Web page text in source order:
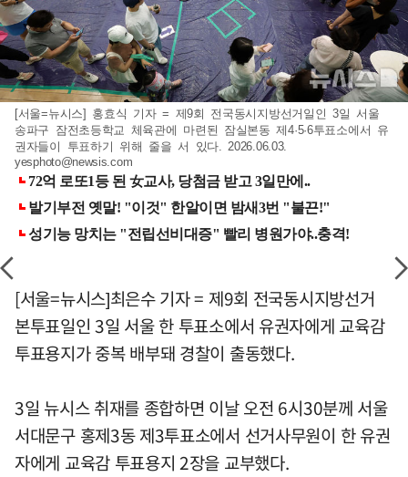
[서울=뉴시스] 홍효식 기자 = 제9회 전국동시지방선거일인 3일 서울
송파구 잠전초등학교 체육관에 마련된 잠실본동 제4·5·6투표소에서 유
권자들이 투표하기 위해 줄을 서 있다. 2026.06.03.
yesphoto@newsis.com
[서울=뉴시스]최은수 기자 = 제9회 전국동시지방선거
본투표일인 3일 서울 한 투표소에서 유권자에게 교육감
투표용지가 중복 배부돼 경찰이 출동했다.
3일 뉴시스 취재를 종합하면 이날 오전 6시30분께 서울
서대문구 홍제3동 제3투표소에서 선거사무원이 한 유권
자에게 교육감 투표용지 2장을 교부했다.